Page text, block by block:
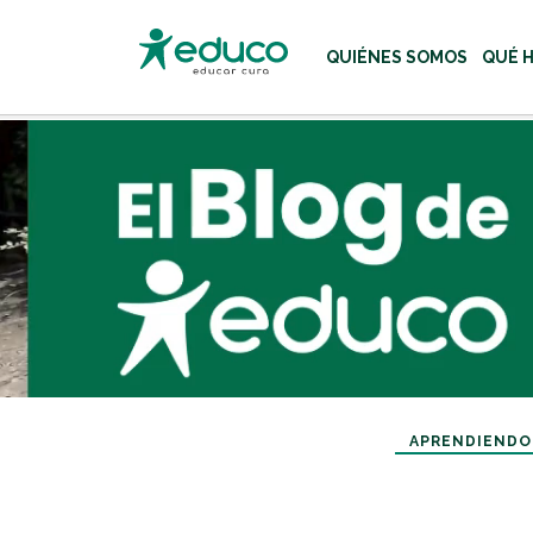
Usa las teclas Tab o
QUIÉNES SOMOS QUÉ